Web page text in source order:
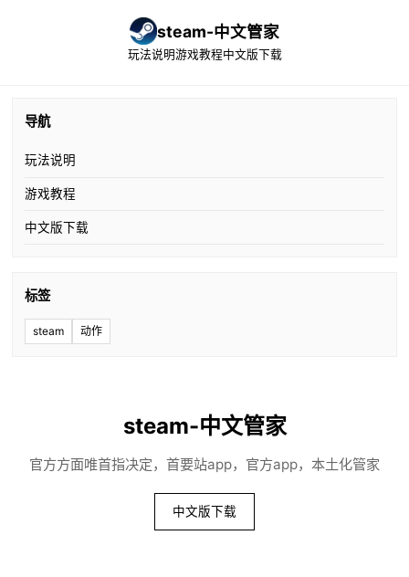
steam-中文管家
玩法说明游戏教程中文版下载
导航
玩法说明
游戏教程
中文版下载
标签
steam 动作
steam-中文管家
官方方面唯首指决定，首要站app，官方app，本土化管家
中文版下载